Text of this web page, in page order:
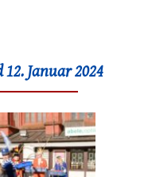
Januar 2024